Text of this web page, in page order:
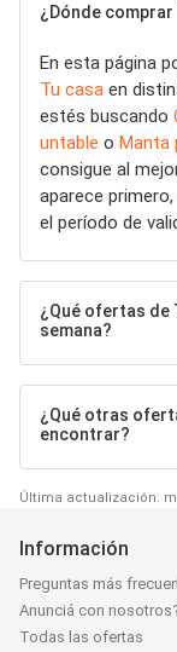
¿Dónde
En esta página
Tu casa en
estés buscando
untable o Manta
consigue al
aparece
el período de
¿Qué ofertas de
semana?
¿Qué otras
encontrar?
Última actualización:
Información
Preguntas más
Anunciá con
Todas las ofertas